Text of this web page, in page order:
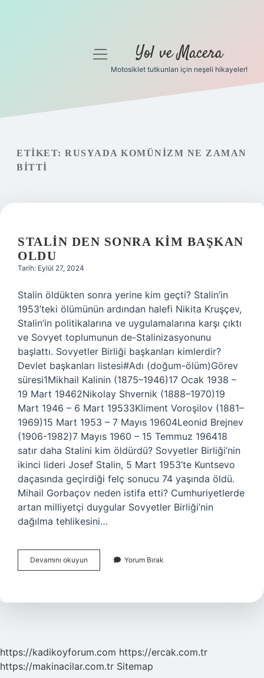
Gizlilik Politikası
Hakkımızda
menüyü
Yol ve Macera
Motosiklet tutkunları için neşeli hikayeler!
ETIKET: RUSYADA KOMÜNIZM NE ZAMAN
BITTI
STALIN DEN SONRA KIM BAŞKAN
OLDU
Tarih: Eylül 27, 2024
Stalin öldükten sonra yerine kim geçti? Stalin’in
1953’teki ölümünün ardından halefi Nikita Kruşçev,
Stalin’in politikalarına ve uygulamalarına karşı çıktı
ve Sovyet toplumunun de-Stalinizasyonunu
başlattı. Sovyetler Birliği başkanları kimlerdir?
Devlet başkanları listesi#Adı (doğum-ölüm)Görev
süresi1Mikhail Kalinin (1875–1946)17 Ocak 1938 –
19 Mart 19462Nikolay Shvernik (1888–1970)19
Mart 1946 – 6 Mart 19533Kliment Voroşilov (1881–
1969)15 Mart 1953 – 7 Mayıs 19604Leonid Brejnev
(1906-1982)7 Mayıs 1960 – 15 Temmuz 196418
satır daha Stalini kim öldürdü? Sovyetler Birliği’nin
ikinci lideri Josef Stalin, 5 Mart 1953’te Kuntsevo
daçasında geçirdiği felç sonucu 74 yaşında öldü.
Mihail Gorbaçov neden istifa etti? Cumhuriyetlerde
artan milliyetçi duygular Sovyetler Birliği’nin
dağılma tehlikesini…
Devamını okuyun
Den
Başkan
Yorum Bırak
https://kadikoyforum.com https://ercak.com.tr
https://makinacilar.com.tr Sitemap